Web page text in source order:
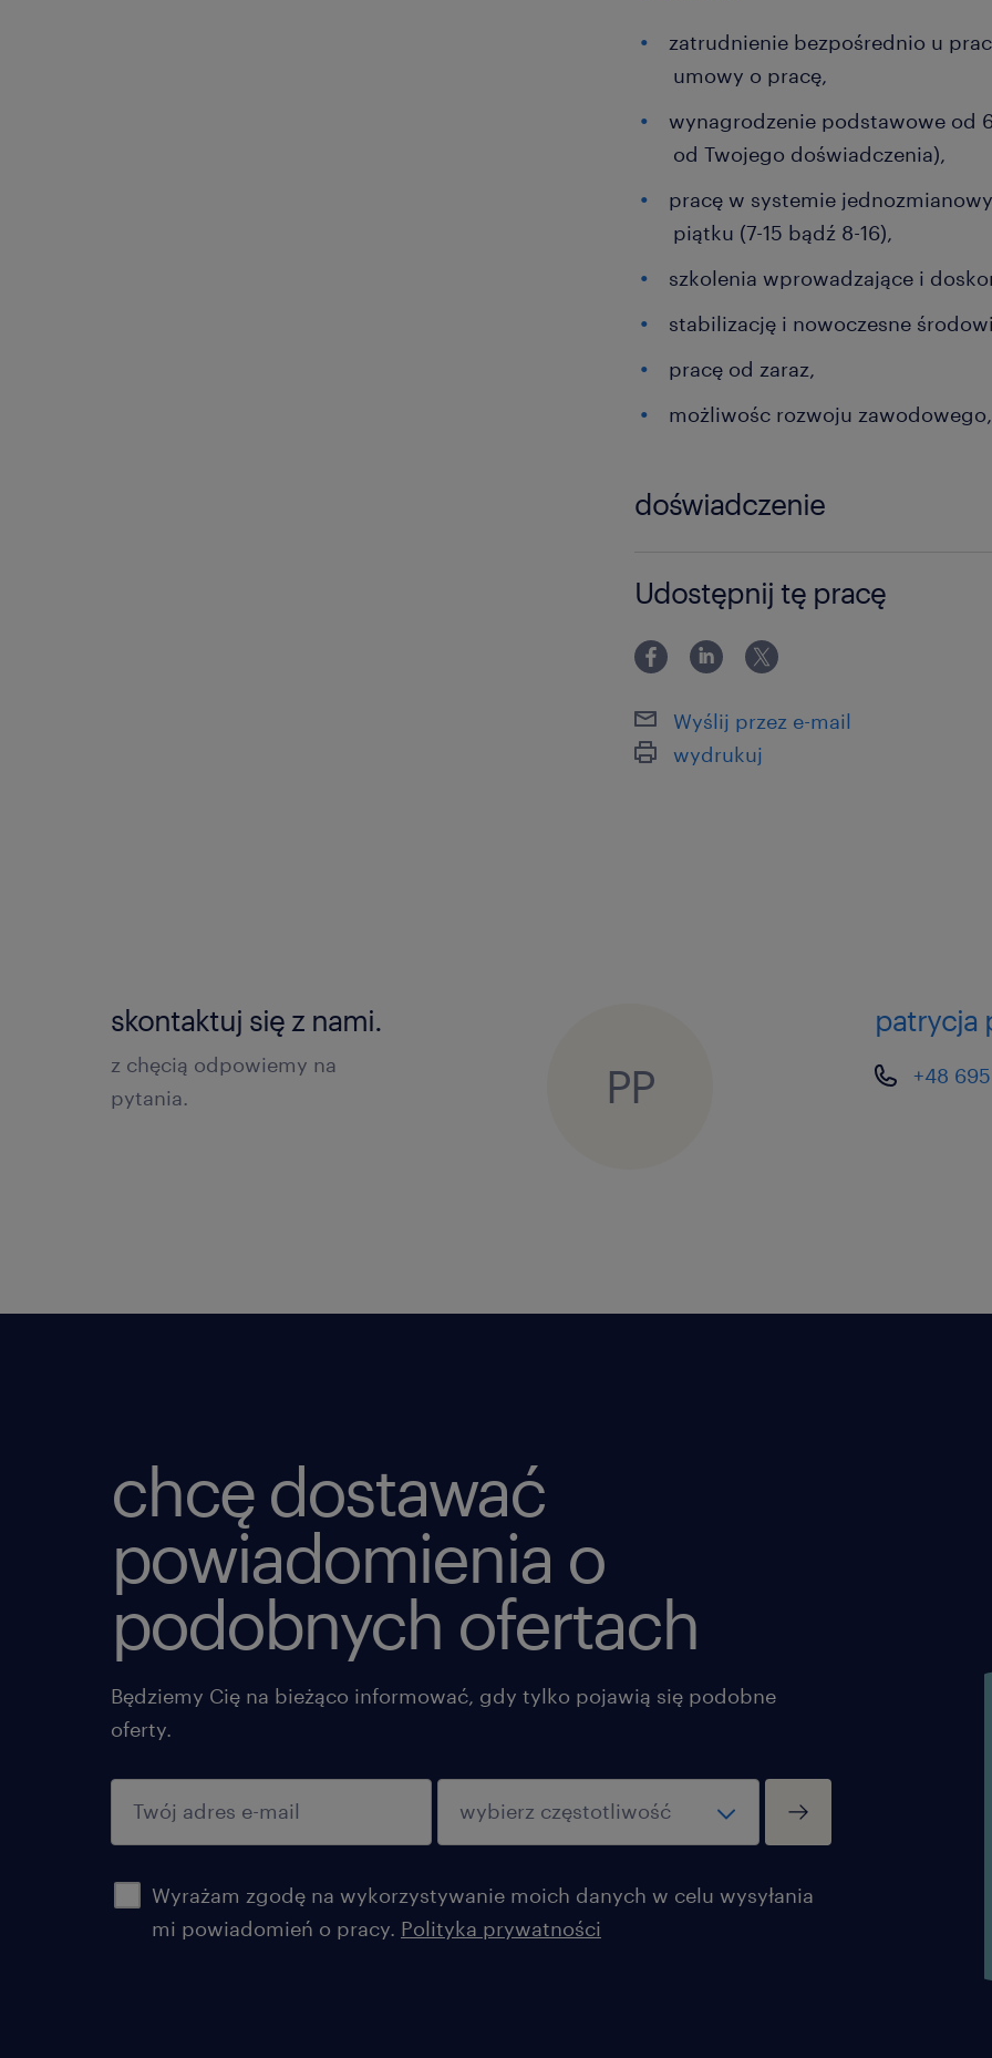
zatrudnienie bezpośrednio u
umowy o pracę,
wynagrodzenie podstawowe od
od Twojego doświadczenia),
pracę w systemie
piątku (7-15 bądź 8-16),
szkolenia wprowadzające i
stabilizację i nowoczesne
pracę od zaraz,
możliwośc rozwoju zawodowego,
doświadczenie
Udostępnij tę pracę
Wyślij przez e-mail
wydrukuj
skontaktuj się z nami.
z chęcią odpowiemy na
pytania.
PP
patrycja
+48
chcę dostawać
powiadomienia o
podobnych ofertach
Będziemy Cię na bieżąco informować, gdy tylko pojawią się podobne
oferty.
Wyrażam zgodę na wykorzystywanie moich danych w celu wysyłania
mi powiadomień o pracy. Polityka prywatności
potwierdź